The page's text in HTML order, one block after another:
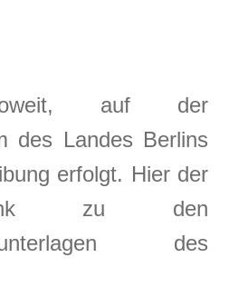
auf der
des Landes Berlins
erfolgt. Hier der
zu den
des